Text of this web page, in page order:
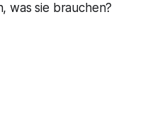
was sie brauchen?